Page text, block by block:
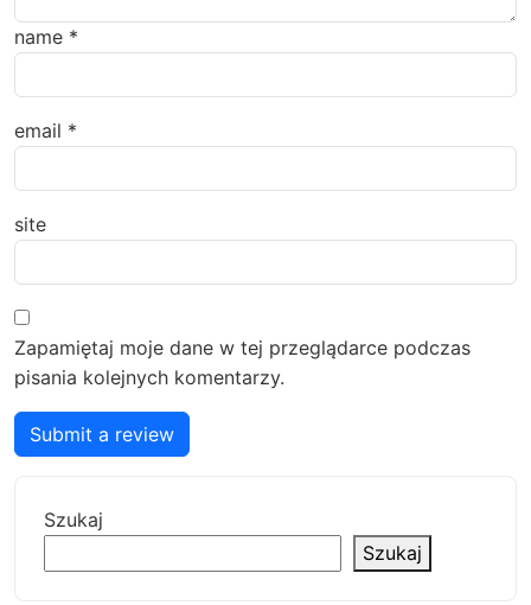
name *
email *
site
Zapamiętaj moje dane w tej przeglądarce podczas
pisania kolejnych komentarzy.
Submit a review
Szukaj
Szukaj